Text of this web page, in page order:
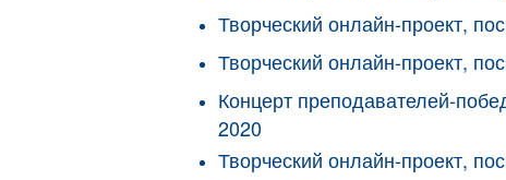
Творческий онлайн-проект,
Творческий онлайн-проект,
Концерт преподавателей-
2020
Творческий онлайн-проект,